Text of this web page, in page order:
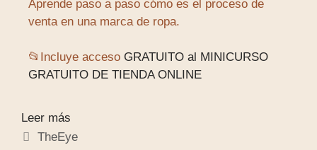
Aprende paso a paso cómo es el proceso de
venta en una marca de ropa.
📂Incluye acceso GRATUITO al MINICURSO
GRATUITO DE TIENDA ONLINE
Leer más
TheEye